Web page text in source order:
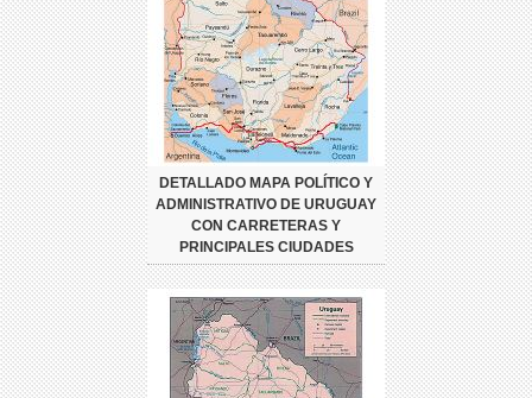
DETALLADO MAPA POLÍTICO Y
ADMINISTRATIVO DE URUGUAY
CON CARRETERAS Y
PRINCIPALES CIUDADES